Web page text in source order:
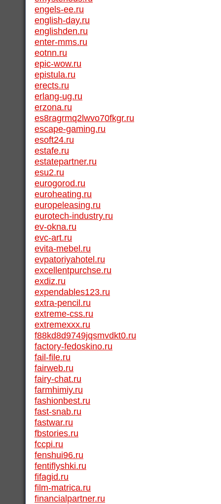
engels-ee.ru
english-day.ru
englishden.ru
enter-mms.ru
eotnn.ru
epic-wow.ru
epistula.ru
erects.ru
erlang-ug.ru
erzona.ru
es8ragrmq2lwvo70fkgr.ru
escape-gaming.ru
esoft24.ru
estafe.ru
estatepartner.ru
esu2.ru
eurogorod.ru
euroheating.ru
europeleasing.ru
eurotech-industry.ru
ev-okna.ru
evc-art.ru
evita-mebel.ru
evpatoriyahotel.ru
excellentpurchse.ru
exdiz.ru
expendables123.ru
extra-pencil.ru
extreme-css.ru
extremexxx.ru
f88kd8d9749jqsmvdkt0.ru
factory-fedoskino.ru
fail-file.ru
fairweb.ru
fairy-chat.ru
farmhimiy.ru
fashionbest.ru
fast-snab.ru
fastwar.ru
fbstories.ru
fccpi.ru
fenshui96.ru
fentiflyshki.ru
fifagid.ru
film-matrica.ru
financialpartner.ru